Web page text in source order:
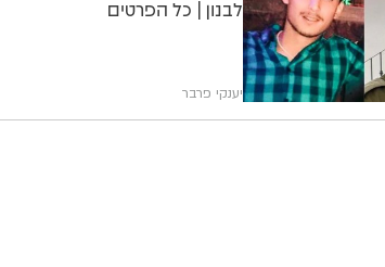
לבנון | כל הפרטים
יענקי פרבר